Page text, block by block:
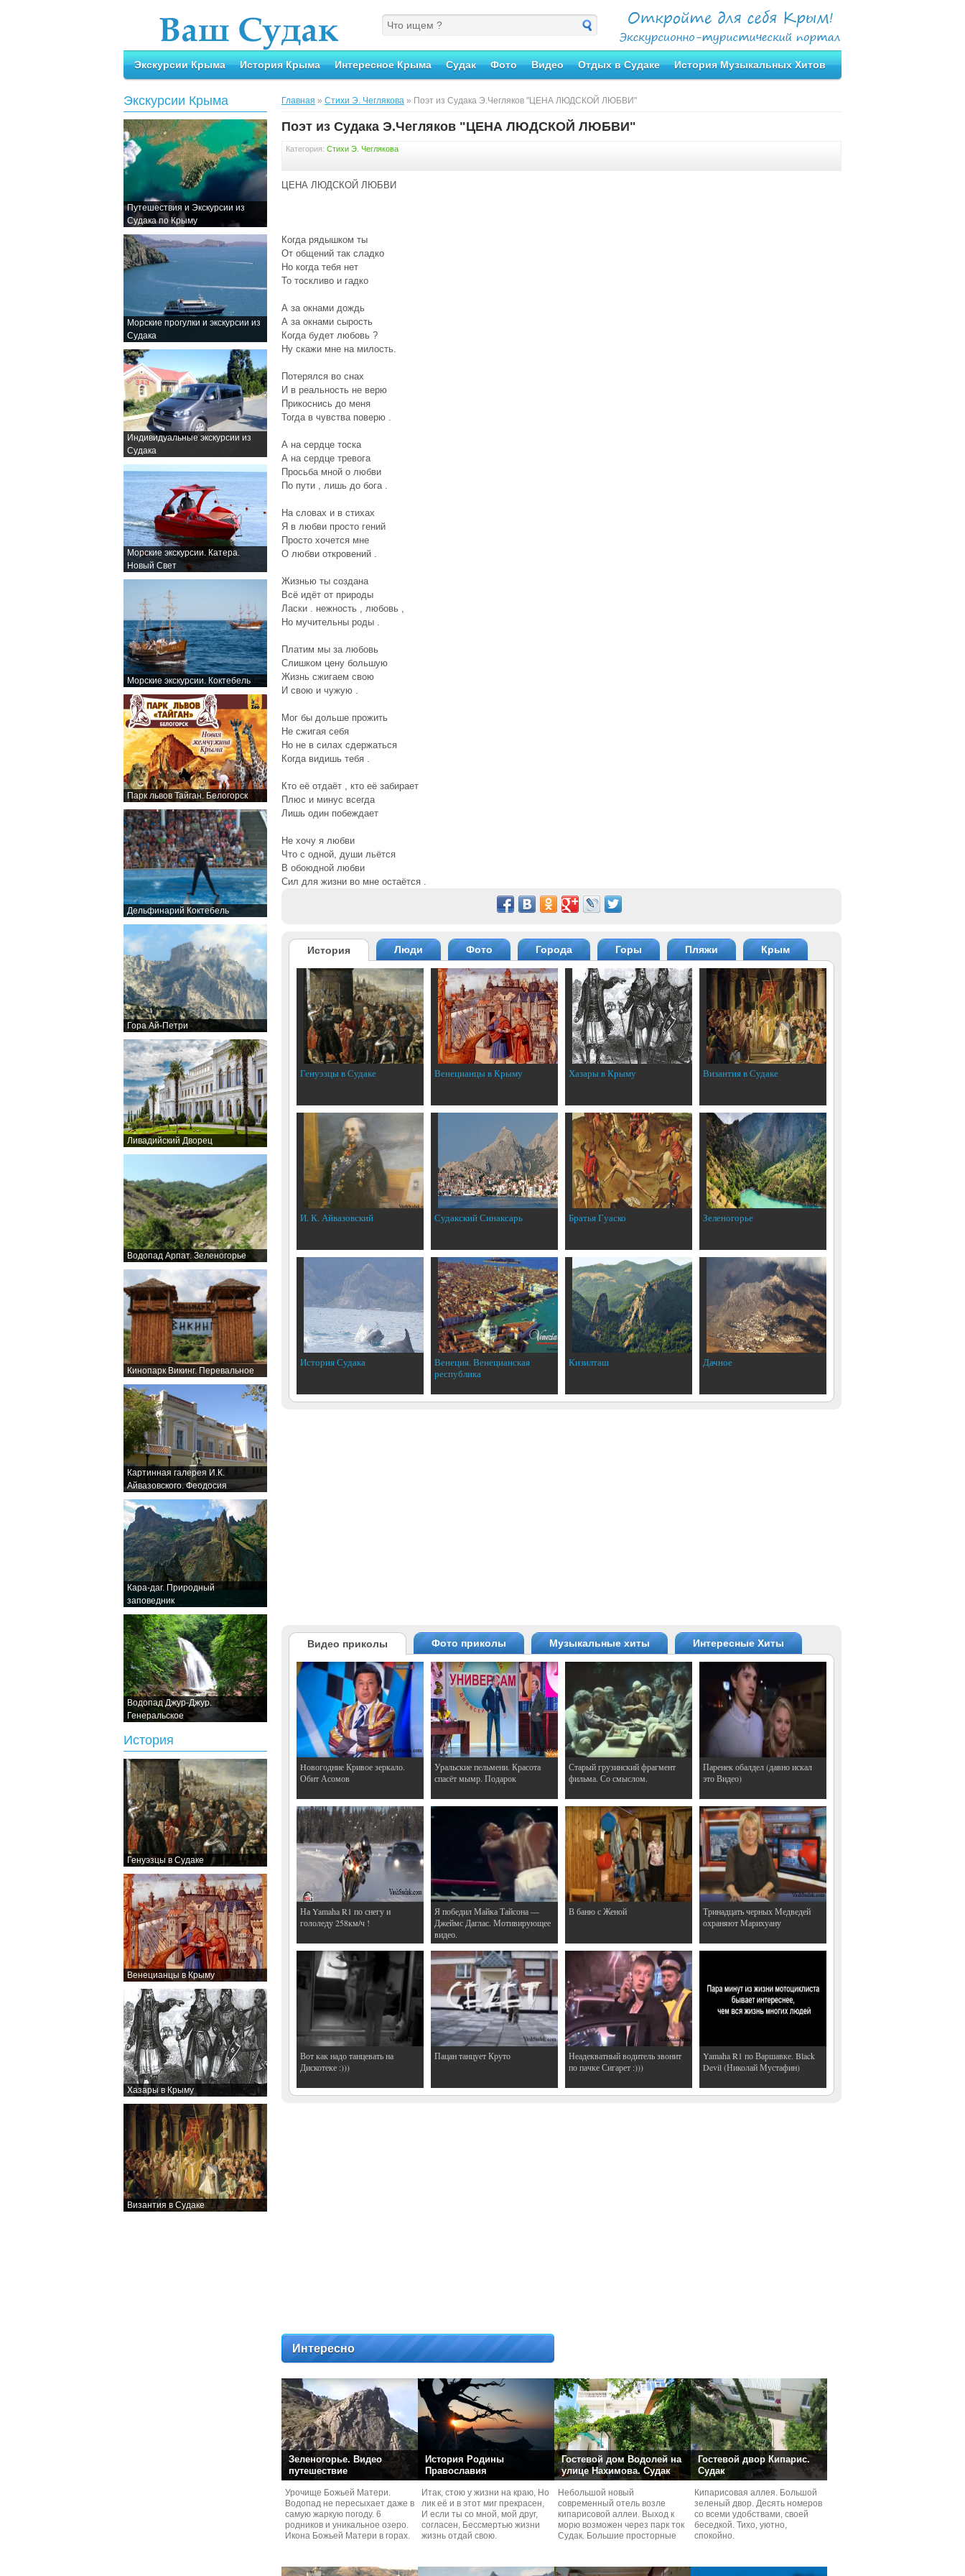
Экскурсии Крыма История Крыма Интересное Крыма Судак Фото Видео Отдых в Судаке История Музыкальных Хитов
Экскурсии Крыма
Путешествия и Экскурсии из
Судака по Крыму
Морские прогулки и экскурсии из
Судака
Индивидуальные экскурсии из
Судака
Морские экскурсии. Катера.
Новый Свет
Морские экскурсии. Коктебель
Парк львов Тайган. Белогорск
Дельфинарий Коктебель
Гора Ай-Петри
Ливадийский Дворец
Водопад Арпат. Зеленогорье
Кинопарк Викинг. Перевальное
Картинная галерея И.К.
Айвазовского. Феодосия
Кара-даг. Природный
заповедник
Водопад Джур-Джур.
Генеральское
История
Генуэзцы в Судаке
Венецианцы в Крыму
Хазары в Крыму
Византия в Судаке
Главная » Стихи Э. Чеглякова » Поэт из Судака Э.Чегляков "ЦЕНА ЛЮДСКОЙ ЛЮБВИ"
Поэт из Судака Э.Чегляков "ЦЕНА ЛЮДСКОЙ ЛЮБВИ"
Категория: Стихи Э. Чеглякова
ЦЕНА ЛЮДСКОЙ ЛЮБВИ
Когда рядышком ты
От общений так сладко
Но когда тебя нет
То тоскливо и гадко
А за окнами дождь
А за окнами сырость
Когда будет любовь ?
Ну скажи мне на милость.
Потерялся во снах
И в реальность не верю
Прикоснись до меня
Тогда в чувства поверю .
А на сердце тоска
А на сердце тревога
Просьба мной о любви
По пути , лишь до бога .
На словах и в стихах
Я в любви просто гений
Просто хочется мне
О любви откровений .
Жизнью ты создана
Всё идёт от природы
Ласки . нежность , любовь ,
Но мучительны роды .
Платим мы за любовь
Слишком цену большую
Жизнь сжигаем свою
И свою и чужую .
Мог бы дольше прожить
Не сжигая себя
Но не в силах сдержаться
Когда видишь тебя .
Кто её отдаёт , кто её забирает
Плюс и минус всегда
Лишь один побеждает
Не хочу я любви
Что с одной, души льётся
В обоюдной любви
Сил для жизни во мне остаётся .
История Люди Фото Города Горы Пляжи Крым
Генуэзцы в Судаке Венецианцы в Крыму Хазары в Крыму Византия в Судаке
И. К. Айвазовский Судакский Синаксарь Братья Гуаско Зеленогорье
История Судака
Венеция. Венецианская
республика
Кизилташ Дачное
Видео приколы Фото приколы Музыкальные хиты Интересные Хиты
Hовогодние Кривое зеркало.
Обит Асомов
Уральские пельмени. Красота
спасёт мымр. Подарок
Старый грузинский фрагмент
фильма. Со смыслом.
Паренек обалдел (давно искал
это Видео)
На Yamaha R1 по снегу и
гололеду 258км/ч !
Я победил Майка Тайсона —
Джеймс Даглас. Мотивирующее
видео.
В баню с Женой
Тринадцать черных Медведей
охраняют Марихуану
Вот как надо танцевать на
Дискотеке :)))
Пацан танцует Круто
Неадекватный водитель звонит
по пачке Сигарет :)))
Yamaha R1 по Варшавке. Black
Devil (Николай Мустафин)
Интересно
Зеленогорье. Видео
путешествие
Урочище Божьей Матери.
Водопад не пересыхает даже в
самую жаркую погоду. 6
родников и уникальное озеро.
Икона Божьей Матери в горах.
История Родины
Православия
Итак, стою у жизни на краю, Но
лик её и в этот миг прекрасен,
И если ты со мной, мой друг,
согласен, Бессмертью жизни
жизнь отдай свою.
Гостевой дом Водолей на
улице Нахимова. Судак
Небольшой новый
современный отель возле
кипарисовой аллеи. Выход к
морю возможен через парк ток
Судaк. Большие просторные
Гостевой двор Кипарис.
Судак
Кипарисовая аллея. Большой
зеленый двор. Десять номеров
со всеми удобствами, своей
беседкой. Тихо, уютно,
спокойно.